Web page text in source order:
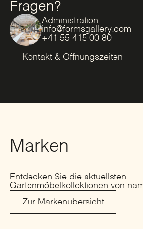
Fragen?
Administration
info@formsgallery.com
+41 55 415 00 80
Kontakt & Öffnungszeiten
Marken
Entdecken Sie die aktuellsten
Gartenmöbelkollektionen von
Zur Markenübersicht